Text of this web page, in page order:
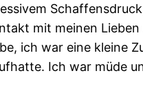
mit meinen
ich war eine kleine
Ich war müde